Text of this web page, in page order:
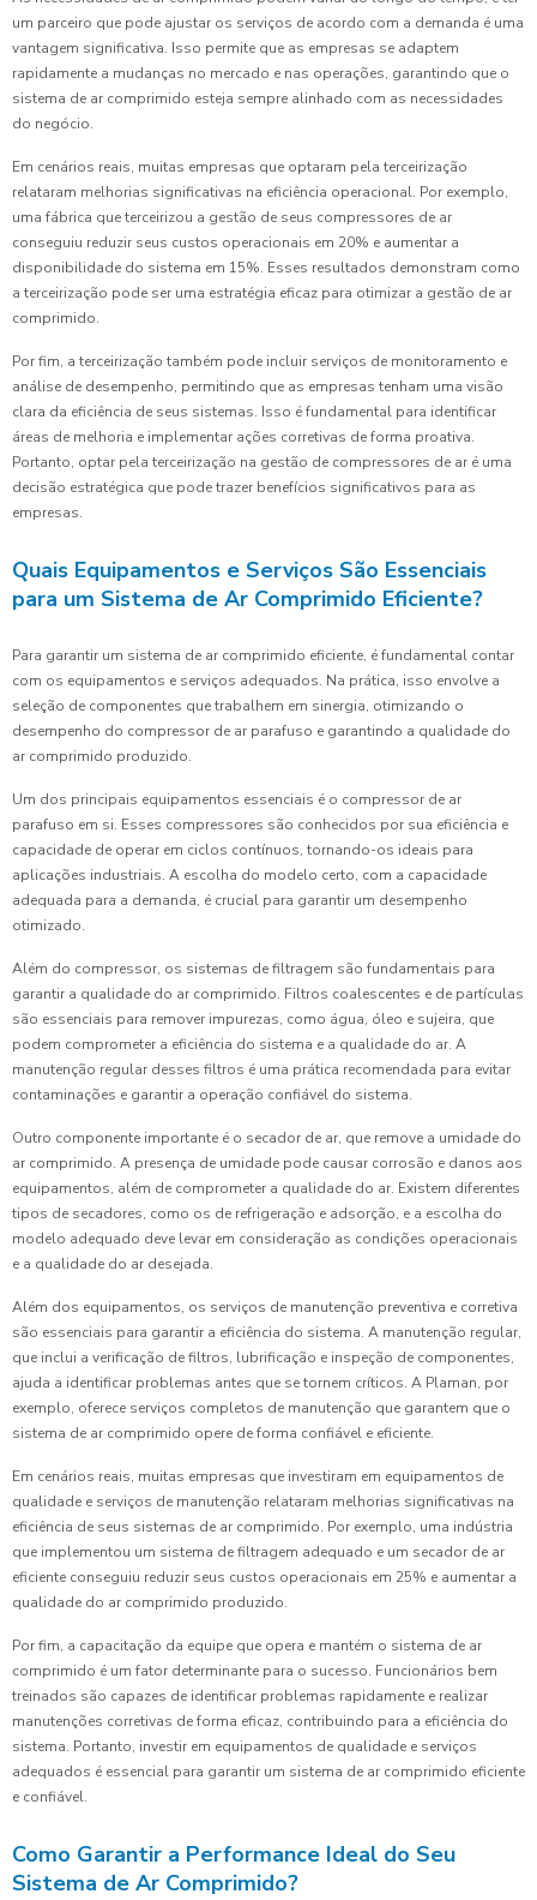
um parceiro que pode ajustar os serviços de acordo com a demanda é uma
vantagem significativa. Isso permite que as empresas se adaptem
rapidamente a mudanças no mercado e nas operações, garantindo que o
sistema de ar comprimido esteja sempre alinhado com as necessidades
do negócio.
Em cenários reais, muitas empresas que optaram pela terceirização
relataram melhorias significativas na eficiência operacional. Por exemplo,
uma fábrica que terceirizou a gestão de seus compressores de ar
conseguiu reduzir seus custos operacionais em 20% e aumentar a
disponibilidade do sistema em 15%. Esses resultados demonstram como
a terceirização pode ser uma estratégia eficaz para otimizar a gestão de ar
comprimido.
Por fim, a terceirização também pode incluir serviços de monitoramento e
análise de desempenho, permitindo que as empresas tenham uma visão
clara da eficiência de seus sistemas. Isso é fundamental para identificar
áreas de melhoria e implementar ações corretivas de forma proativa.
Portanto, optar pela terceirização na gestão de compressores de ar é uma
decisão estratégica que pode trazer benefícios significativos para as
empresas.
Quais Equipamentos e Serviços São Essenciais
para um Sistema de Ar Comprimido Eficiente?
Para garantir um sistema de ar comprimido eficiente, é fundamental contar
com os equipamentos e serviços adequados. Na prática, isso envolve a
seleção de componentes que trabalhem em sinergia, otimizando o
desempenho do compressor de ar parafuso e garantindo a qualidade do
ar comprimido produzido.
Um dos principais equipamentos essenciais é o compressor de ar
parafuso em si. Esses compressores são conhecidos por sua eficiência e
capacidade de operar em ciclos contínuos, tornando-os ideais para
aplicações industriais. A escolha do modelo certo, com a capacidade
adequada para a demanda, é crucial para garantir um desempenho
otimizado.
Além do compressor, os sistemas de filtragem são fundamentais para
garantir a qualidade do ar comprimido. Filtros coalescentes e de partículas
são essenciais para remover impurezas, como água, óleo e sujeira, que
podem comprometer a eficiência do sistema e a qualidade do ar. A
manutenção regular desses filtros é uma prática recomendada para evitar
contaminações e garantir a operação confiável do sistema.
Outro componente importante é o secador de ar, que remove a umidade do
ar comprimido. A presença de umidade pode causar corrosão e danos aos
equipamentos, além de comprometer a qualidade do ar. Existem diferentes
tipos de secadores, como os de refrigeração e adsorção, e a escolha do
modelo adequado deve levar em consideração as condições operacionais
e a qualidade do ar desejada.
Além dos equipamentos, os serviços de manutenção preventiva e corretiva
são essenciais para garantir a eficiência do sistema. A manutenção regular,
que inclui a verificação de filtros, lubrificação e inspeção de componentes,
ajuda a identificar problemas antes que se tornem críticos. A Plaman, por
exemplo, oferece serviços completos de manutenção que garantem que o
sistema de ar comprimido opere de forma confiável e eficiente.
Em cenários reais, muitas empresas que investiram em equipamentos de
qualidade e serviços de manutenção relataram melhorias significativas na
eficiência de seus sistemas de ar comprimido. Por exemplo, uma indústria
que implementou um sistema de filtragem adequado e um secador de ar
eficiente conseguiu reduzir seus custos operacionais em 25% e aumentar a
qualidade do ar comprimido produzido.
Por fim, a capacitação da equipe que opera e mantém o sistema de ar
comprimido é um fator determinante para o sucesso. Funcionários bem
treinados são capazes de identificar problemas rapidamente e realizar
manutenções corretivas de forma eficaz, contribuindo para a eficiência do
sistema. Portanto, investir em equipamentos de qualidade e serviços
adequados é essencial para garantir um sistema de ar comprimido eficiente
e confiável.
Como Garantir a Performance Ideal do Seu
Sistema de Ar Comprimido?